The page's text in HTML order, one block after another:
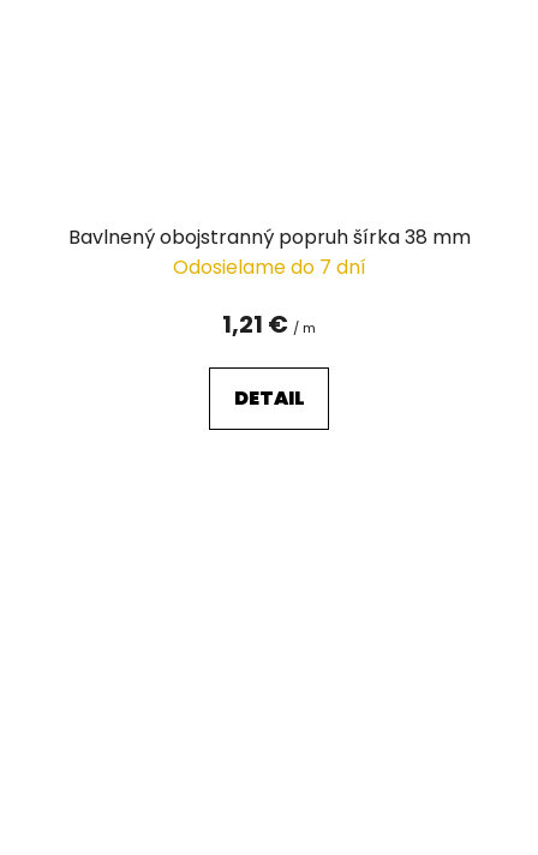
Bavlnený obojstranný popruh šírka 38 mm
Odosielame do 7 dní
1,21 € / m
DETAIL